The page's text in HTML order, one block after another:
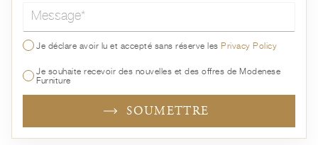
Message*
Je déclare avoir lu et accepté sans réserve lesPrivacy Policy
Je souhaite recevoir des nouvelles et des offres de Modenese
Furniture
SOUMETTRE